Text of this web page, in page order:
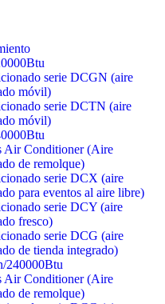
serie DCGN (aire
móvil)
serie DCTN (aire
móvil)
Air Conditioner (Aire
de remolque)
serie DCX (aire
para eventos al aire libre)
serie DCY (aire
fresco)
serie DCG (aire
de tienda integrado)
240000Btu
Air Conditioner (Aire
de remolque)